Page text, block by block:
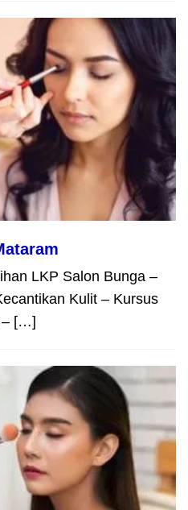
LKP Salon Bunga –
Kulit – Kursus
– […]